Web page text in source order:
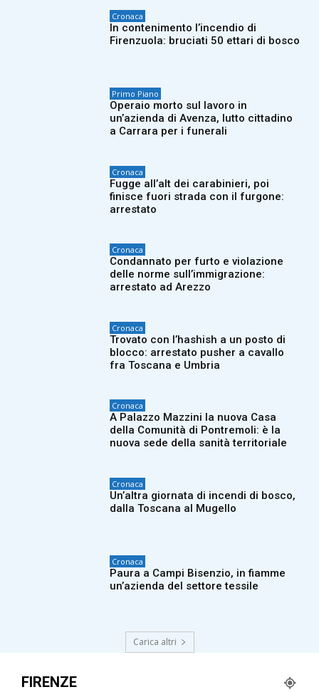
Cronaca
In contenimento l’incendio di
Firenzuola: bruciati 50 ettari di bosco
Primo Piano
Operaio morto sul lavoro in
un’azienda di Avenza, lutto cittadino
a Carrara per i funerali
Cronaca
Fugge all’alt dei carabinieri, poi
finisce fuori strada con il furgone:
arrestato
Cronaca
Condannato per furto e violazione
delle norme sull’immigrazione:
arrestato ad Arezzo
Cronaca
Trovato con l’hashish a un posto di
blocco: arrestato pusher a cavallo
fra Toscana e Umbria
Cronaca
A Palazzo Mazzini la nuova Casa
della Comunità di Pontremoli: è la
nuova sede della sanità territoriale
Cronaca
Un’altra giornata di incendi di bosco,
dalla Toscana al Mugello
Cronaca
Paura a Campi Bisenzio, in fiamme
un’azienda del settore tessile
Carica altri
FIRENZE